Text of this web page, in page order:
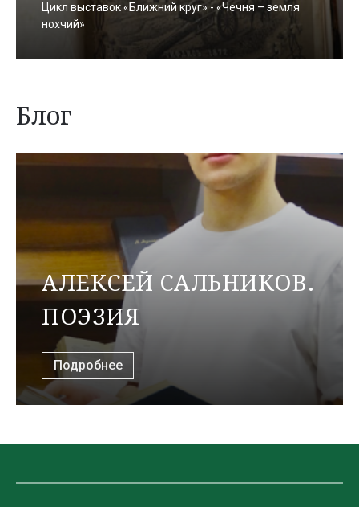
Цикл выставок «Ближний круг» - «Чечня – земля
нохчий»
Блог
АЛЕКСЕЙ САЛЬНИКОВ.
ПОЭЗИЯ
Подробнее